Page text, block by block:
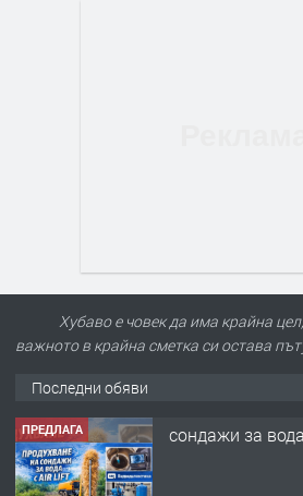
Хубаво е човек да има крайна
важното в крайна сметка си остава
Последни обяви
ПРЕДЛАГА сондажи за